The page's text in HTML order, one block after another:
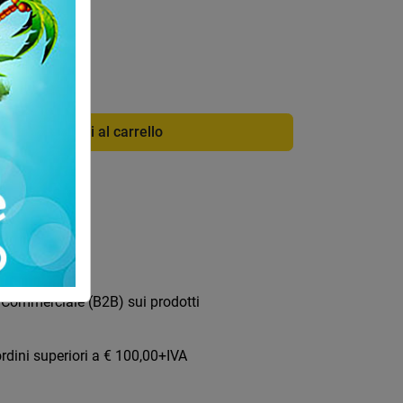
info
3473A
Aggiungi al carrello
(B2B) sui prodotti
superiori a € 100,00+IVA